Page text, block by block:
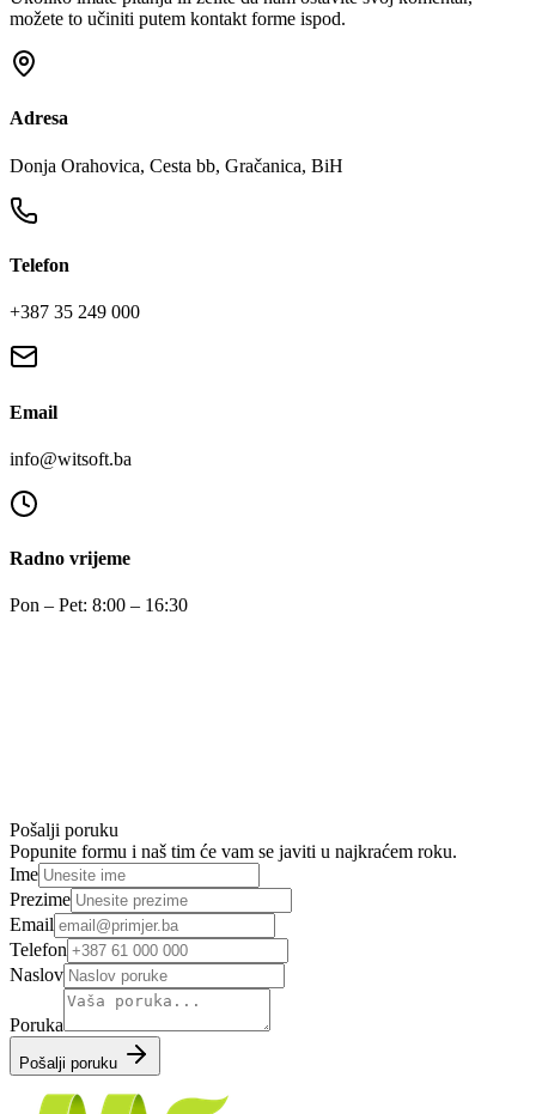
možete to učiniti putem kontakt forme ispod.
Adresa
Donja Orahovica, Cesta bb, Gračanica, BiH
Telefon
+387 35 249 000
Email
info@witsoft.ba
Radno vrijeme
Pon – Pet: 8:00 – 16:30
Pošalji poruku
Popunite formu i naš tim će vam se javiti u najkraćem roku.
Ime
Prezime
Email
Telefon
Naslov
Poruka
Pošalji poruku